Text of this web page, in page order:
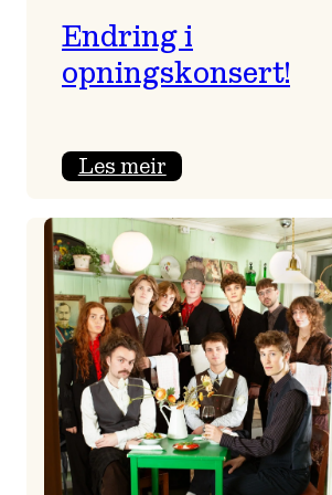
Endring i
opningskonsert!
Les meir:
i
opningskonsert!